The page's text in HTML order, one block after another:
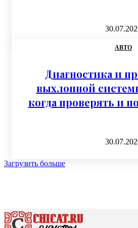
АВТО
Диагностика и
выхлопной
когда проверять и
Загрузить больше